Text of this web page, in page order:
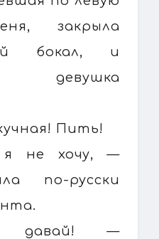
закрыла
бокал, и
девушка
Пить!
я не хочу, —
по-русски
давай! —